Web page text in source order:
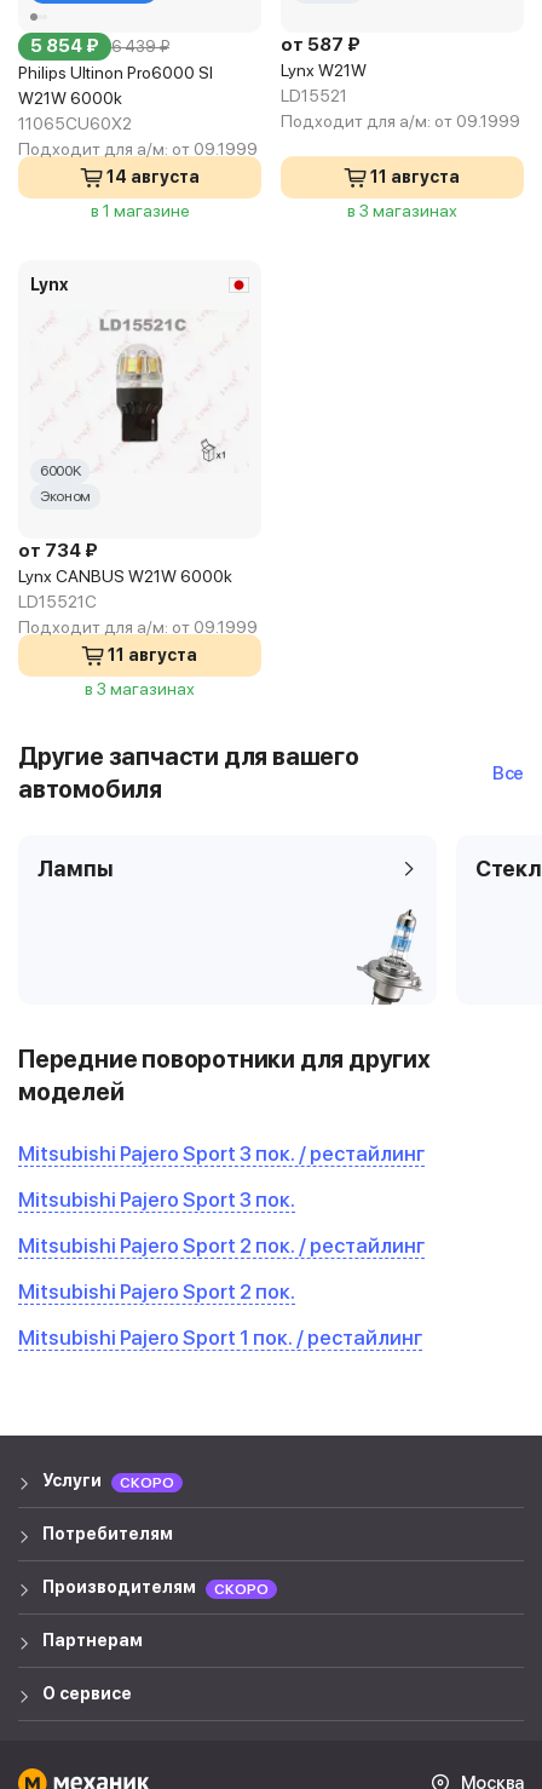
5 854 ₽ 6 439 ₽
Philips Ultinon Pro6000 Sl
W21W 6000k
11065CU60X2
Подходит для а/м: от 09.1999
14 августа
в 1 магазине
от 587 ₽
Lynx W21W
LD15521
Подходит для а/м: от 09.1999
11 августа
в 3 магазинах
Lynx
6000K
Эконом
от 734 ₽
Lynx CANBUS W21W 6000k
LD15521C
Подходит для а/м: от 09.1999
11 августа
в 3 магазинах
Другие запчасти для вашего
автомобиля
Все
Лампы
Передние поворотники для других
моделей
Mitsubishi Pajero Sport 3 пок. / рестайлинг
Mitsubishi Pajero Sport 3 пок.
Mitsubishi Pajero Sport 2 пок. / рестайлинг
Mitsubishi Pajero Sport 2 пок.
Mitsubishi Pajero Sport 1 пок. / рестайлинг
Услуги СКОРО
Потребителям
Производителям СКОРО
Партнерам
О сервисе
Москва